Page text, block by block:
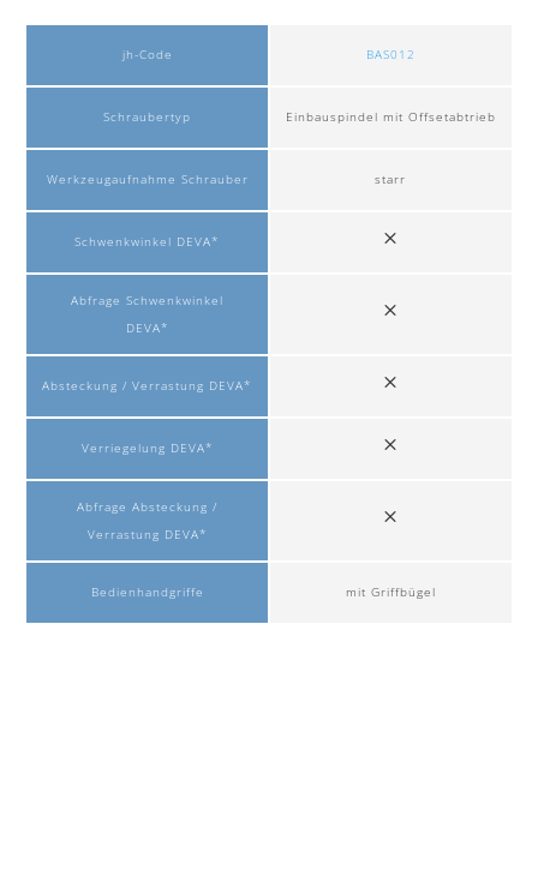
jh-Code
Schraubertyp
Werkzeugaufnahme Schrauber
Schwenkwinkel DEVA*
Abfrage Schwenkwinkel
DEVA*
Absteckung / Verrastung DEVA*
Verriegelung DEVA*
Abfrage Absteckung /
Verrastung DEVA*
Bedienhandgriffe
BAS012
Einbauspindel mit Offsetabtrieb
starr
mit Griffbügel